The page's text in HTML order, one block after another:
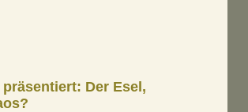
Der Esel,